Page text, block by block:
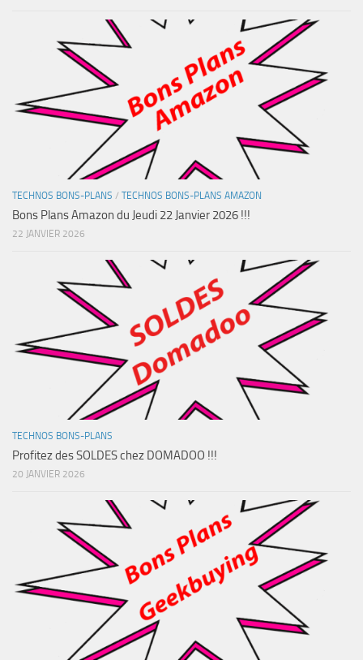
TECHNOS BONS-PLANS / TECHNOS BONS-PLANS AMAZON
Bons Plans Amazon du Jeudi 22 Janvier 2026 !!!
22 JANVIER 2026
TECHNOS BONS-PLANS
Profitez des SOLDES chez DOMADOO !!!
20 JANVIER 2026